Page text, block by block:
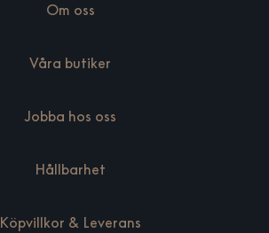
Om oss
Våra butiker
Jobba hos oss
Hållbarhet
Köpvillkor & Leverans